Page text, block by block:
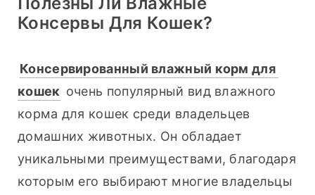
Консервы Для Кошек?
Консервированный влажный корм для
кошек очень популярный вид влажного
корма для кошек среди владельцев
домашних животных. Он обладает
уникальными преимуществами, благодаря
которым его выбирают многие владельцы